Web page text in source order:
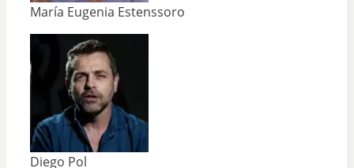
María Eugenia Estenssoro
Diego Pol